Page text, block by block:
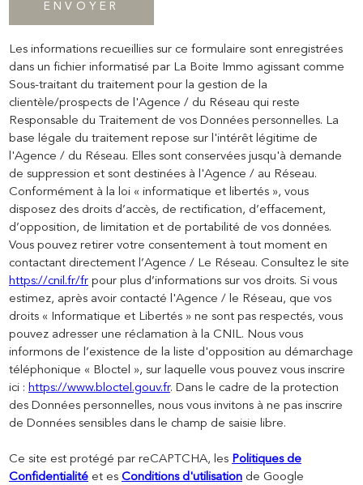
ENVOYER
Les informations recueillies sur ce formulaire sont enregistrées
dans un fichier informatisé par La Boite Immo agissant comme
Sous-traitant du traitement pour la gestion de la
clientèle/prospects de l'Agence / du Réseau qui reste
Responsable du Traitement de vos Données personnelles. La
base légale du traitement repose sur l'intérêt légitime de
l'Agence / du Réseau. Elles sont conservées jusqu'à demande
de suppression et sont destinées à l'Agence / au Réseau.
Conformément à la loi « informatique et libertés », vous
disposez des droits d’accès, de rectification, d’effacement,
d’opposition, de limitation et de portabilité de vos données.
Vous pouvez retirer votre consentement à tout moment en
contactant directement l’Agence / Le Réseau. Consultez le site
https://cnil.fr/fr pour plus d’informations sur vos droits. Si vous
estimez, après avoir contacté l'Agence / le Réseau, que vos
droits « Informatique et Libertés » ne sont pas respectés, vous
pouvez adresser une réclamation à la CNIL. Nous vous
informons de l’existence de la liste d'opposition au démarchage
téléphonique « Bloctel », sur laquelle vous pouvez vous inscrire
ici : https://www.bloctel.gouv.fr. Dans le cadre de la protection
des Données personnelles, nous vous invitons à ne pas inscrire
de Données sensibles dans le champ de saisie libre.
Ce site est protégé par reCAPTCHA, les Politiques de
Confidentialité et es Conditions d'utilisation de Google